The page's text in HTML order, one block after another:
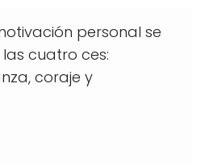
personal se
cuatro ces:
coraje y